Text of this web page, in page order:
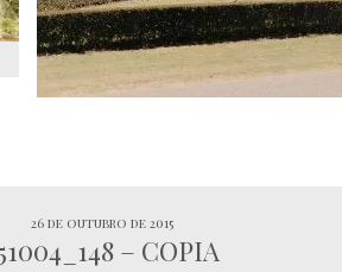
26 de outubro de 2015
– COPIA